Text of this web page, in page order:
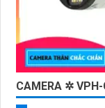
CAMERA ✲ VPH-